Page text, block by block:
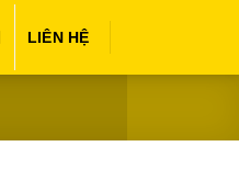
LIÊN HỆ